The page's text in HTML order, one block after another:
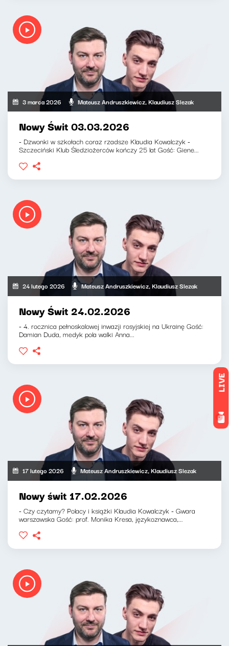
LIVE
3 marca 2026 Mateusz Andruszkiewicz, Klaudiusz Slezak
Nowy Świt 03.03.2026
- Dzwonki w szkołach coraz rzadsze Klaudia Kowalczyk -
Szczeciński Klub Śledziożerców kończy 25 lat Gość: Giene...
24 lutego 2026 Mateusz Andruszkiewicz, Klaudiusz Slezak
Nowy Świt 24.02.2026
- 4. rocznica pełnoskalowej inwazji rosyjskiej na Ukrainę Gość:
Damian Duda, medyk pola walki Anna...
17 lutego 2026 Mateusz Andruszkiewicz, Klaudiusz Slezak
Nowy świt 17.02.2026
- Czy czytamy? Polacy i książki Klaudia Kowalczyk - Gwara
warszawska Gość: prof. Monika Kresa, językoznawca,...